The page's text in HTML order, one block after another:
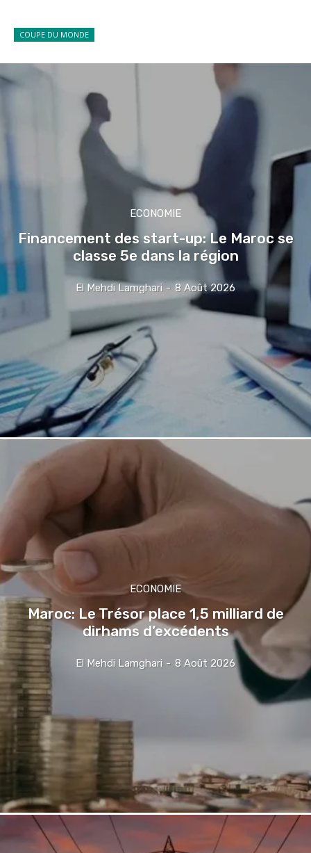
COUPE DU MONDE
ECONOMIE
Financement des start-up: Le Maroc se
classe 5e dans la région
El Mehdi Lamghari - 8 Août 2026
ECONOMIE
Maroc: Le Trésor place 1,5 milliard de
dirhams d’excédents
El Mehdi Lamghari - 8 Août 2026